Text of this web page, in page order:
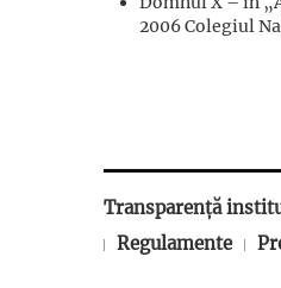
2006 Colegiul
Transparență
Regulamente